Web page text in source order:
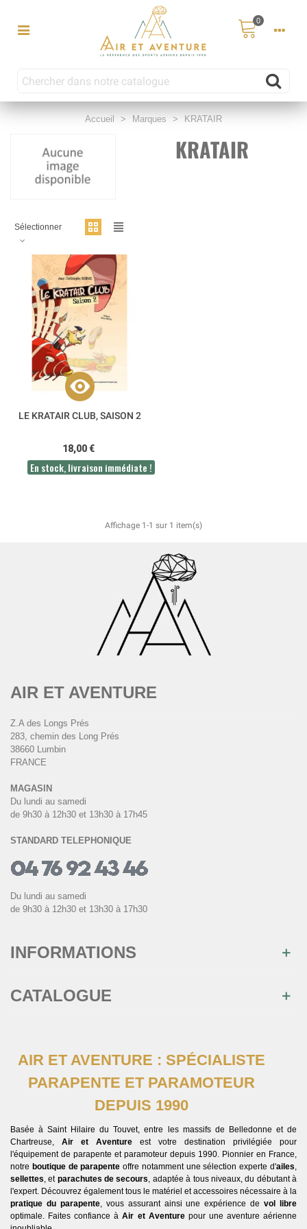
0
Accueil > Marques > KRATAIR
KRATAIR
Sélectionner
LE KRATAIR CLUB, SAISON 2
18,00 €
En stock, livraison immédiate !
Affichage 1-1 sur 1 item(s)
AIR ET AVENTURE
Z.A des Longs Prés
283, chemin des Long Prés
38660 Lumbin
FRANCE
MAGASIN
Du lundi au samedi
de 9h30 à 12h30 et 13h30 à 17h45
STANDARD TELEPHONIQUE
Du lundi au samedi
de 9h30 à 12h30 et 13h30 à 17h30
INFORMATIONS
CATALOGUE
AIR ET AVENTURE : SPÉCIALISTE
PARAPENTE ET PARAMOTEUR
DEPUIS 1990
Basée à Saint Hilaire du Touvet, entre les massifs de Belledonne et de
Chartreuse, Air et Aventure est votre destination privilégiée pour
l'équipement de parapente et paramoteur depuis 1990. Pionnier en France,
notre boutique de parapente offre notamment une sélection experte d'ailes,
sellettes, et parachutes de secours, adaptée à tous niveaux, du débutant à
l'expert. Découvrez également tous le matériel et accessoires nécessaire à la
pratique du parapente, vous assurant ainsi une expérience devol libre
optimale. Faites confiance àAir et Aventurepour une aventure aérienne